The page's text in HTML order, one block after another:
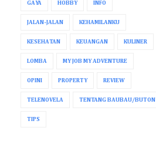
GAYA HOBBY INFO
JALAN-JALAN KEHAMILANKU
KESEHATAN KEUANGAN KULINER
LOMBA MY JOB MY ADVENTURE
OPINI PROPERTY REVIEW
TELENOVELA TENTANG BAUBAU/BUTON
TIPS